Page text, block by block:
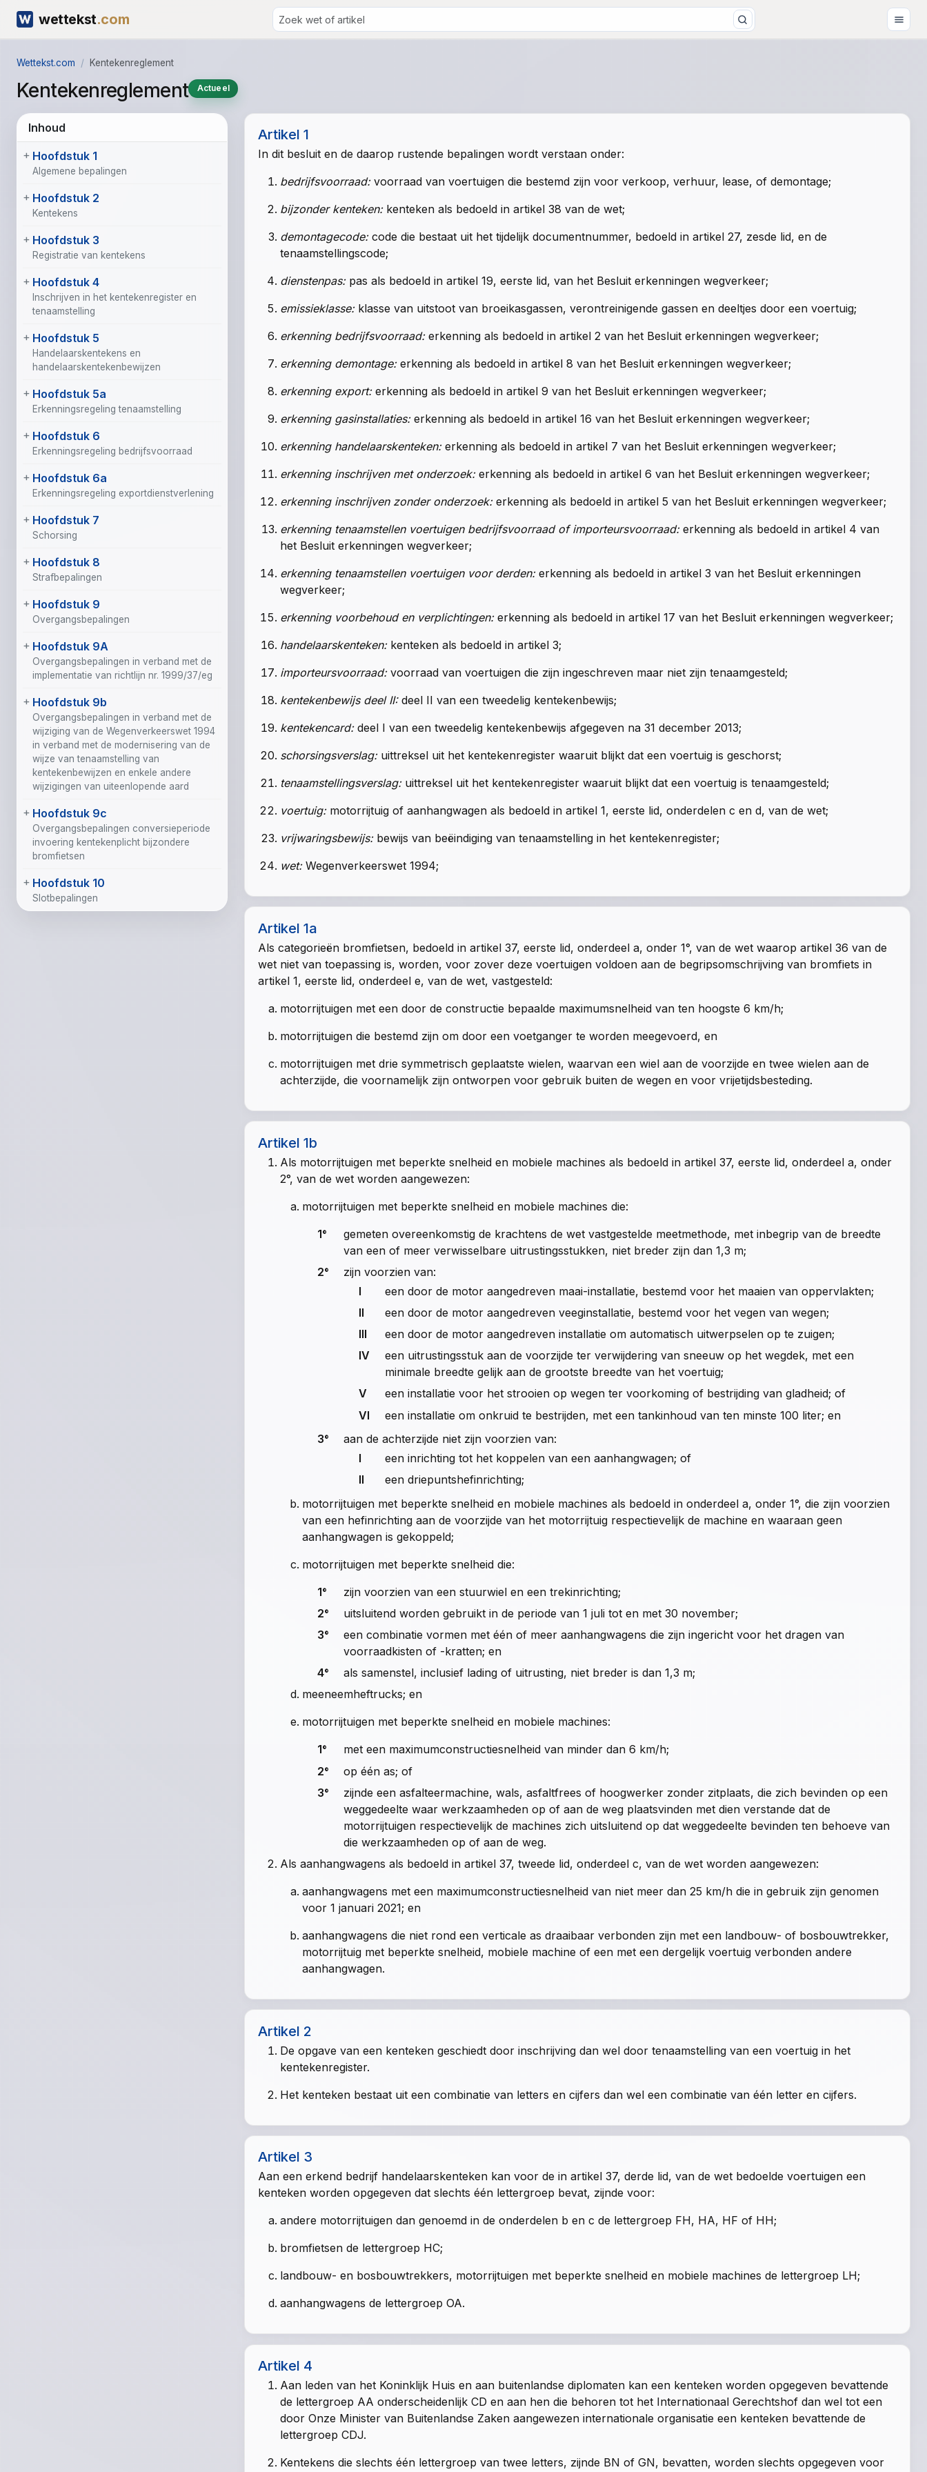
wettekst.com
Wettekst.com Kentekenreglement
Kentekenreglement Actueel
Inhoud
Hoofdstuk 1
Algemene bepalingen
Hoofdstuk 2
Kentekens
Hoofdstuk 3
Registratie van kentekens
Hoofdstuk 4
Inschrijven in het kentekenregister en
tenaamstelling
Hoofdstuk 5
Handelaarskentekens en
handelaarskentekenbewijzen
Hoofdstuk 5a
Erkenningsregeling tenaamstelling
Hoofdstuk 6
Erkenningsregeling bedrijfsvoorraad
Hoofdstuk 6a
Erkenningsregeling exportdienstverlening
Hoofdstuk 7
Schorsing
Hoofdstuk 8
Strafbepalingen
Hoofdstuk 9
Overgangsbepalingen
Hoofdstuk 9A
Overgangsbepalingen in verband met de
implementatie van richtlijn nr. 1999/37/eg
Hoofdstuk 9b
Overgangsbepalingen in verband met de
wijziging van de Wegenverkeerswet 1994
in verband met de modernisering van de
wijze van tenaamstelling van
kentekenbewijzen en enkele andere
wijzigingen van uiteenlopende aard
Hoofdstuk 9c
Overgangsbepalingen conversieperiode
invoering kentekenplicht bijzondere
bromfietsen
Hoofdstuk 10
Slotbepalingen
Artikel 1
In dit besluit en de daarop rustende bepalingen wordt verstaan onder:
bedrijfsvoorraad:voorraad van voertuigen die bestemd zijn voor verkoop, verhuur, lease, of demontage;
bijzonder kenteken:kenteken als bedoeld inartikel 38 van de wet;
demontagecode:code die bestaat uit het tijdelijk documentnummer, bedoeld inartikel 27, zesde lid, en de
tenaamstellingscode;
dienstenpas:pas als bedoeld in artikel 19, eerste lid, van het Besluit erkenningen wegverkeer;
emissieklasse:klasse van uitstoot van broeikasgassen, verontreinigende gassen en deeltjes door een voertuig;
erkenning bedrijfsvoorraad:erkenning als bedoeld in artikel 2 van het Besluit erkenningen wegverkeer;
erkenning demontage:erkenning als bedoeld in artikel 8 van het Besluit erkenningen wegverkeer;
erkenning export:erkenning als bedoeld in artikel 9 van het Besluit erkenningen wegverkeer;
erkenning gasinstallaties:erkenning als bedoeld in artikel 16 van het Besluit erkenningen wegverkeer;
erkenning handelaarskenteken:erkenning als bedoeld in artikel 7 van het Besluit erkenningen wegverkeer;
erkenning inschrijven met onderzoek:erkenning als bedoeld in artikel 6 van het Besluit erkenningen wegverkeer;
erkenning inschrijven zonder onderzoek:erkenning als bedoeld in artikel 5 van het Besluit erkenningen wegverkeer;
erkenning tenaamstellen voertuigen bedrijfsvoorraad of importeursvoorraad:erkenning als bedoeld in artikel 4 van
het Besluit erkenningen wegverkeer;
erkenning tenaamstellen voertuigen voor derden:erkenning als bedoeld in artikel 3 van het Besluit erkenningen
wegverkeer;
erkenning voorbehoud en verplichtingen:erkenning als bedoeld in artikel 17 van het Besluit erkenningen wegverkeer;
handelaarskenteken:kenteken als bedoeld inartikel 3;
importeursvoorraad:voorraad van voertuigen die zijn ingeschreven maar niet zijn tenaamgesteld;
kentekenbewijs deel II:deel II van een tweedelig kentekenbewijs;
kentekencard:deel I van een tweedelig kentekenbewijs afgegeven na 31 december 2013;
schorsingsverslag:uittreksel uit het kentekenregister waaruit blijkt dat een voertuig is geschorst;
tenaamstellingsverslag:uittreksel uit het kentekenregister waaruit blijkt dat een voertuig is tenaamgesteld;
voertuig:motorrijtuig of aanhangwagen als bedoeld inartikel 1, eerste lid, onderdelen c en d, van de wet;
vrijwaringsbewijs:bewijs van beëindiging van tenaamstelling in het kentekenregister;
wet: Wegenverkeerswet 1994;
Artikel 1a
Als categorieën bromfietsen, bedoeld inartikel 37, eerste lid, onderdeel a, onder 1°, van de wet waaropartikel 36 van de
wet niet van toepassing is, worden, voor zover deze voertuigen voldoen aan de begripsomschrijving van bromfiets in
artikel 1, eerste lid, onderdeel e, van de wet, vastgesteld:
motorrijtuigen met een door de constructie bepaalde maximumsnelheid van ten hoogste 6 km/h;
motorrijtuigen die bestemd zijn om door een voetganger te worden meegevoerd, en
motorrijtuigen met drie symmetrisch geplaatste wielen, waarvan een wiel aan de voorzijde en twee wielen aan de
achterzijde, die voornamelijk zijn ontworpen voor gebruik buiten de wegen en voor vrijetijdsbesteding.
Artikel 1b
Als motorrijtuigen met beperkte snelheid en mobiele machines als bedoeld inartikel 37, eerste lid, onderdeel a, onder
2°, van de wet worden aangewezen:
motorrijtuigen met beperkte snelheid en mobiele machines die:
1°
gemeten overeenkomstig de krachtens de wet vastgestelde meetmethode, met inbegrip van de breedte
van een of meer verwisselbare uitrustingsstukken, niet breder zijn dan 1,3 m;
2°
zijn voorzien van:
I
een door de motor aangedreven maai-installatie, bestemd voor het maaien van oppervlakten;
II
een door de motor aangedreven veeginstallatie, bestemd voor het vegen van wegen;
III
een door de motor aangedreven installatie om automatisch uitwerpselen op te zuigen;
IV
een uitrustingsstuk aan de voorzijde ter verwijdering van sneeuw op het wegdek, met een
minimale breedte gelijk aan de grootste breedte van het voertuig;
V
een installatie voor het strooien op wegen ter voorkoming of bestrijding van gladheid; of
VI
een installatie om onkruid te bestrijden, met een tankinhoud van ten minste 100 liter; en
3°
aan de achterzijde niet zijn voorzien van:
I
een inrichting tot het koppelen van een aanhangwagen; of
II
een driepuntshefinrichting;
motorrijtuigen met beperkte snelheid en mobiele machines als bedoeld in onderdeel a, onder 1°, die zijn voorzien
van een hefinrichting aan de voorzijde van het motorrijtuig respectievelijk de machine en waaraan geen
aanhangwagen is gekoppeld;
motorrijtuigen met beperkte snelheid die:
1°
zijn voorzien van een stuurwiel en een trekinrichting;
2°
uitsluitend worden gebruikt in de periode van 1 juli tot en met 30 november;
3°
een combinatie vormen met één of meer aanhangwagens die zijn ingericht voor het dragen van
voorraadkisten of -kratten; en
4°
als samenstel, inclusief lading of uitrusting, niet breder is dan 1,3 m;
meeneemheftrucks; en
motorrijtuigen met beperkte snelheid en mobiele machines:
1°
met een maximumconstructiesnelheid van minder dan 6 km/h;
2°
op één as; of
3°
zijnde een asfalteermachine, wals, asfaltfrees of hoogwerker zonder zitplaats, die zich bevinden op een
weggedeelte waar werkzaamheden op of aan de weg plaatsvinden met dien verstande dat de
motorrijtuigen respectievelijk de machines zich uitsluitend op dat weggedeelte bevinden ten behoeve van
die werkzaamheden op of aan de weg.
Als aanhangwagens als bedoeld inartikel 37, tweede lid, onderdeel c, van de wet worden aangewezen:
aanhangwagens met een maximumconstructiesnelheid van niet meer dan 25 km/h die in gebruik zijn genomen
voor 1 januari 2021; en
aanhangwagens die niet rond een verticale as draaibaar verbonden zijn met een landbouw- of bosbouwtrekker,
motorrijtuig met beperkte snelheid, mobiele machine of een met een dergelijk voertuig verbonden andere
aanhangwagen.
Artikel 2
De opgave van een kenteken geschiedt door inschrijving dan wel door tenaamstelling van een voertuig in het
kentekenregister.
Het kenteken bestaat uit een combinatie van letters en cijfers dan wel een combinatie van één letter en cijfers.
Artikel 3
Aan een erkend bedrijf handelaarskenteken kan voor de inartikel 37, derde lid, van de wet bedoelde voertuigen een
kenteken worden opgegeven dat slechts één lettergroep bevat, zijnde voor:
andere motorrijtuigen dan genoemd in de onderdelen b en c de lettergroep FH, HA, HF of HH;
bromfietsen de lettergroep HC;
landbouw- en bosbouwtrekkers, motorrijtuigen met beperkte snelheid en mobiele machines de lettergroep LH;
aanhangwagens de lettergroep OA.
Artikel 4
Aan leden van het Koninklijk Huis en aan buitenlandse diplomaten kan een kenteken worden opgegeven bevattende
de lettergroep AA onderscheidenlijk CD en aan hen die behoren tot het Internationaal Gerechtshof dan wel tot een
door Onze Minister van Buitenlandse Zaken aangewezen internationale organisatie een kenteken bevattende de
lettergroep CDJ.
Kentekens die slechts één lettergroep van twee letters, zijnde BN of GN, bevatten, worden slechts opgegeven voor